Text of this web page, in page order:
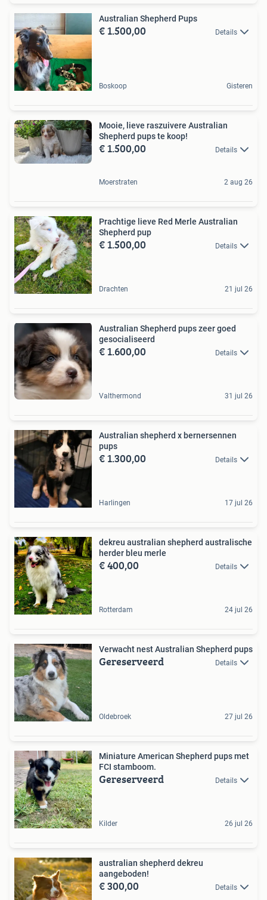
Australian Shepherd Pups
€ 1.500,00 Details
Boskoop Gisteren
Mooie, lieve raszuivere Australian
Shepherd pups te koop!
€ 1.500,00 Details
Moerstraten 2 aug 26
Prachtige lieve Red Merle Australian
Shepherd pup
€ 1.500,00 Details
Drachten 21 jul 26
Australian Shepherd pups zeer goed
gesocialiseerd
€ 1.600,00 Details
Valthermond 31 jul 26
Australian shepherd x bernersennen
pups
€ 1.300,00 Details
Harlingen 17 jul 26
dekreu australian shepherd australische
herder bleu merle
€ 400,00 Details
Rotterdam 24 jul 26
Verwacht nest Australian Shepherd pups
Gereserveerd Details
Oldebroek 27 jul 26
Miniature American Shepherd pups met
FCI stamboom.
Gereserveerd Details
Kilder 26 jul 26
australian shepherd dekreu
aangeboden!
€ 300,00 Details